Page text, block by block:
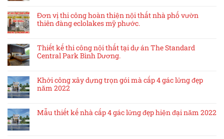
Đơn vị thi công hoàn thiện nội thất nhà phố vườn
thiên đàng eclolakes mỹ phước.
Thiết kế thi công nội thất tại dự án The Standard
Central Park Bình Dương.
Khởi công xây dựng trọn gói mà cấp 4 gác lửng đẹp
năm 2022
Mẫu thiết kế nhà cấp 4 gác lửng đẹp hiện đại năm 2022